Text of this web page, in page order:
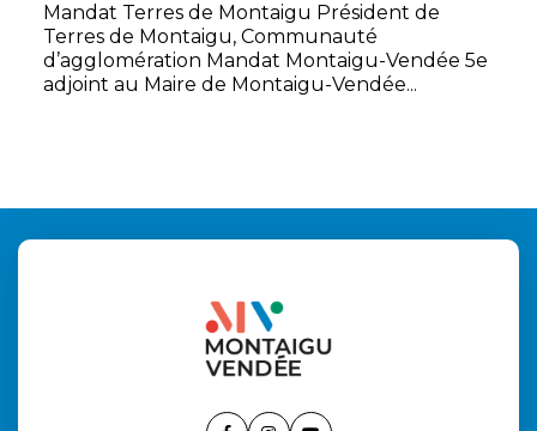
Mandat Terres de Montaigu Président de
Terres de Montaigu, Communauté
d’agglomération Mandat Montaigu-Vendée 5e
adjoint au Maire de Montaigu-Vendée...